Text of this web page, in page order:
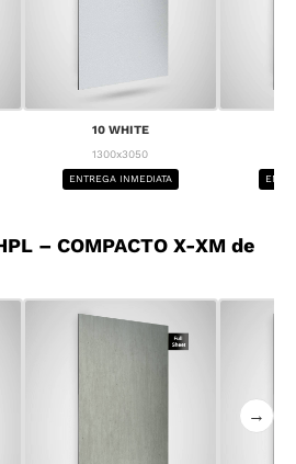
10 WHITE
1300x3050
ENTREGA INMEDIATA
– COMPACTO X-XM de
→